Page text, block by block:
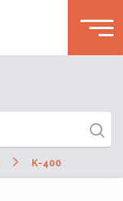
K-400